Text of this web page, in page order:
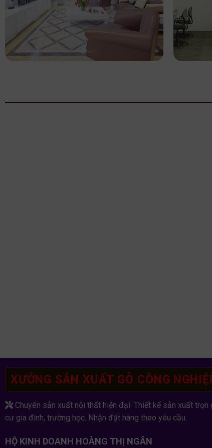
XƯỞNG SẢN XUẤT GỖ CÔNG
Chuyên sản xuất nội thất hiện đại. Thiết kế sản xuất trọn
cư gia đình, trường học. Nhận đặt hàng theo yêu cầu.
HỘ KINH DOANH HOÀNG THỊ NGÂN